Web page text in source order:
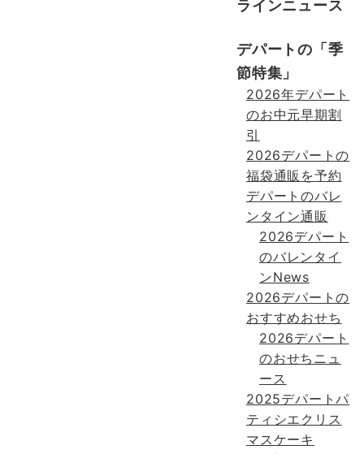
ラインニュース
デパートの「季
節特集」
2026年デパート
のお中元早期割
引
2026デパートの
福袋通販を予約
デパートのバレ
ンタイン通販
2026デパート
のバレンタイ
ンNews
2026デパートの
おすすめおせち
2026デパート
のおせちニュ
ース
2025デパートパ
ティシエクリス
マスケーキ